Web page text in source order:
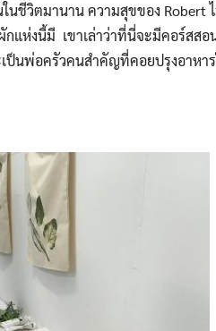
ชีวิตมานาน ความสุขของ Robert
ห่งนี้มี เขาเล่าว่าที่นี่จะมีคอร์สสอ
ป็นพ่อครัวคนสำคัญที่คอยปรุงอาหา